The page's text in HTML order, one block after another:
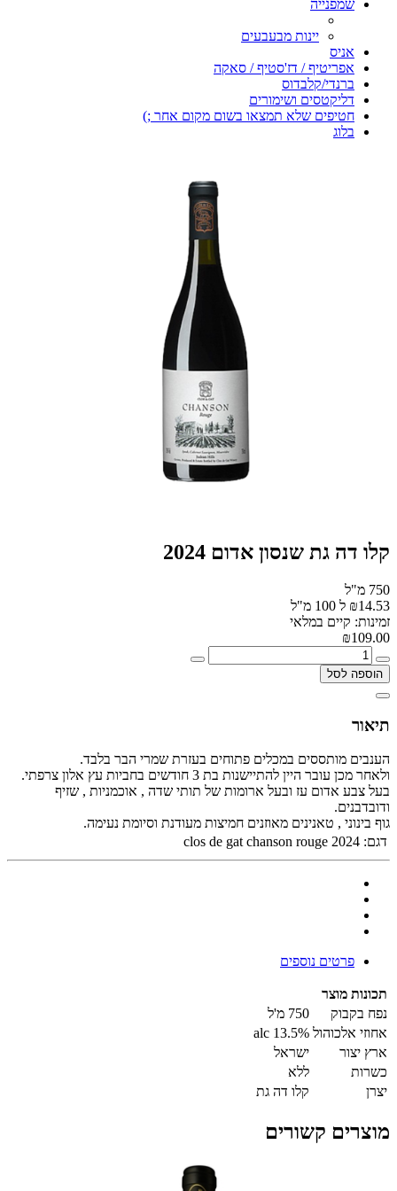
שמפנייה
יינות מבעבעים
אניס
אפריטיף / דז'סטיף / סאקה
ברנדי/קלבדוס
דליקטסים ושימורים
חטיפים שלא תמצאו בשום מקום אחר ;)
בלוג
קלו דה גת שנסון אדום 2024
750 מ"ל
₪14.53 ל 100 מ"ל
זמינות: קיים במלאי
₪109.00
הוספה לסל
תיאור
הענבים מותססים במכלים פתוחים בעזרת שמרי הבר בלבד.
ולאחר מכן עובר היין להתיישנות בת 3 חודשים בחביות עץ אלון צרפתי.
בעל צבע אדום עז ובעל ארומות של תותי שדה , אוכמניות , שזיף
ודובדבנים.
גוף בינוני , טאנינים מאוזנים חמיצות מעודנת וסיומת נעימה.
דגם: clos de gat chanson rouge 2024
פרטים נוספים
תכונות מוצר
נפח בקבוק
750 מ'ל
אחוזי אלכוהול 13.5% alc
ארץ יצור
ישראל
כשרות
ללא
יצרן
קלו דה גת
מוצרים קשורים